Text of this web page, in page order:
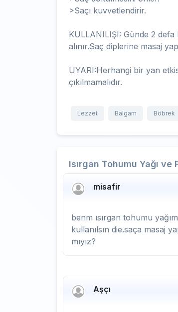
>Saçı kuvvetlendirir.
KULLANILIŞI: Günde 2
alınır.Saç diplerine masaj
UYARI:Herhangi bir yan
çıkılmamalıdır.
Lezzet Balgam Böbrek
Isırgan Tohumu Yağı ve
misafir
benm ısırgan tohumu
kullanılsın die.saça masaj
mıyız?
Aşçı